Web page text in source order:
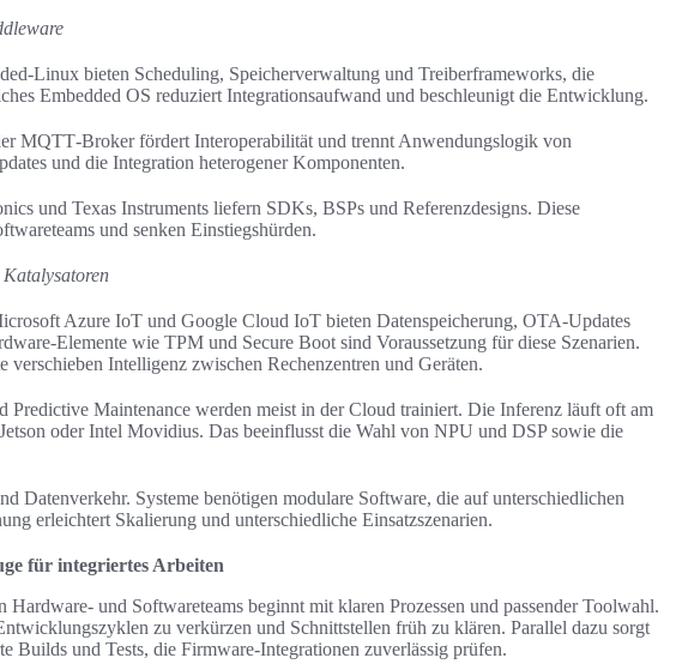
bieten Scheduling, Speicherverwaltung und Treiberframeworks, die
Embedded OS reduziert Integrationsaufwand und beschleunigt die Entwicklung.
MQTT‑Broker fördert Interoperabilität und trennt Anwendungslogik von
und die Integration heterogener Komponenten.
und Texas Instruments liefern SDKs, BSPs und Referenzdesigns. Diese
und senken Einstiegshürden.
Azure IoT und Google Cloud IoT bieten Datenspeicherung, OTA‑Updates
wie TPM und Secure Boot sind Voraussetzung für diese Szenarien.
Intelligenz zwischen Rechenzentren und Geräten.
Maintenance werden meist in der Cloud trainiert. Die Inferenz läuft oft am
oder Intel Movidius. Das beeinflusst die Wahl von NPU und DSP sowie die
Datenverkehr. Systeme benötigen modulare Software, die auf unterschiedlichen
erleichtert Skalierung und unterschiedliche Einsatzszenarien.
für integriertes Arbeiten
und Softwareteams beginnt mit klaren Prozessen und passender Toolwahl.
zu verkürzen und Schnittstellen früh zu klären. Parallel dazu sorgt
Builds und Tests, die Firmware-Integrationen zuverlässig prüfen.